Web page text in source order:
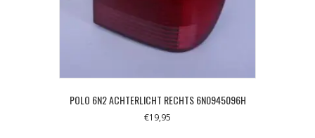
POLO 6N2 ACHTERLICHT RECHTS 6N0945096H
€19,95